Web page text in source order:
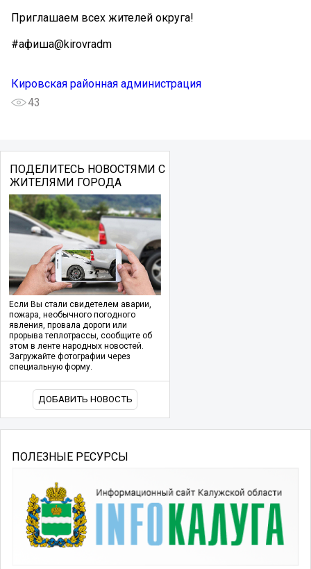
Приглашаем всех жителей округа!
#афиша@kirovradm
Кировская районная администрация
43
ПОДЕЛИТЕСЬ НОВОСТЯМИ С
ЖИТЕЛЯМИ ГОРОДА
Если Вы стали свидетелем аварии,
пожара, необычного погодного
явления, провала дороги или
прорыва теплотрассы, сообщите об
этом в ленте народных новостей.
Загружайте фотографии через
специальную форму.
ДОБАВИТЬ НОВОСТЬ
ПОЛЕЗНЫЕ РЕСУРСЫ